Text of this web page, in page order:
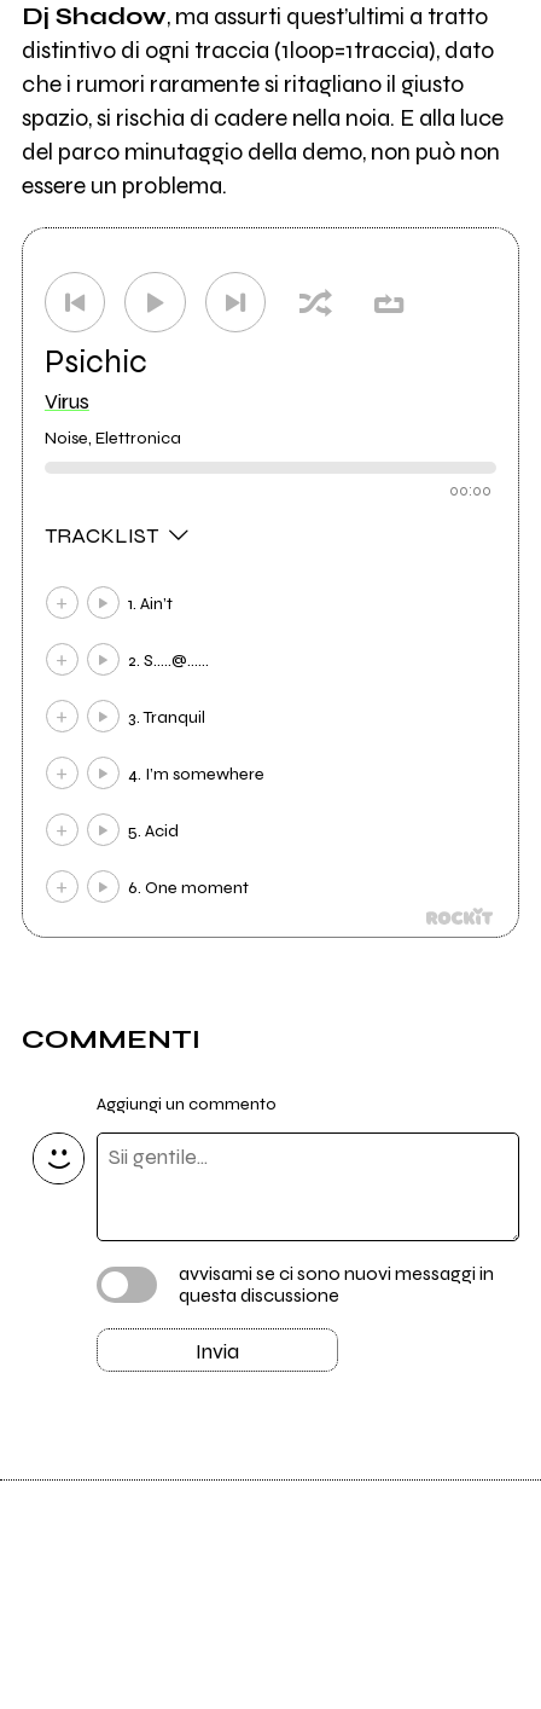
Dj Shadow, ma assurti quest’ultimi a tratto
distintivo di ogni traccia (1loop=1traccia), dato
che i rumori raramente si ritagliano il giusto
spazio, si rischia di cadere nella noia. E alla luce
del parco minutaggio della demo, non può non
essere un problema.
Psichic
Virus
Noise, Elettronica
00:00
TRACKLIST
1. Ain’t
2. S…..@……
3. Tranquil
4. I’m somewhere
5. Acid
6. One moment
COMMENTI
Aggiungi un commento
avvisami se ci sono nuovi messaggi in
questa discussione
Invia